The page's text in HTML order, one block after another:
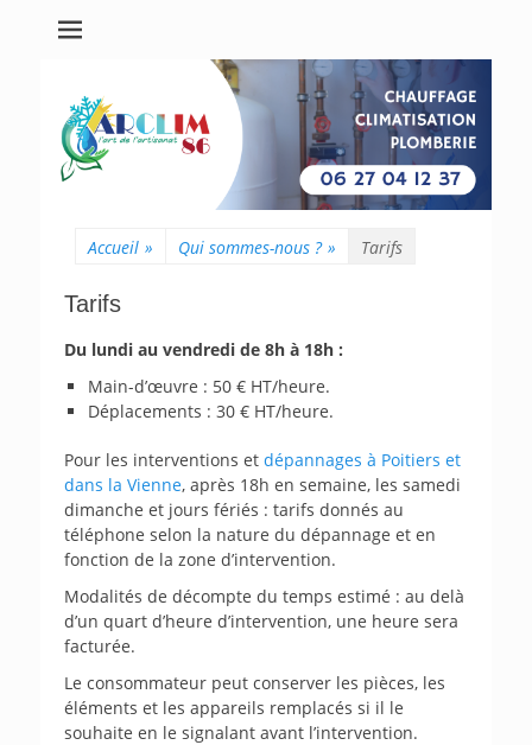
Accueil » Qui sommes-nous ? » Tarifs
Tarifs
Du lundi au vendredi de 8h à 18h :
Main-d’œuvre : 50 € HT/heure.
Déplacements : 30 € HT/heure.
Pour les interventions et dépannages à Poitiers et
dans la Vienne, après 18h en semaine, les samedi
dimanche et jours fériés : tarifs donnés au
téléphone selon la nature du dépannage et en
fonction de la zone d’intervention.
Modalités de décompte du temps estimé : au delà
d’un quart d’heure d’intervention, une heure sera
facturée.
Le consommateur peut conserver les pièces, les
éléments et les appareils remplacés si il le
souhaite en le signalant avant l’intervention.